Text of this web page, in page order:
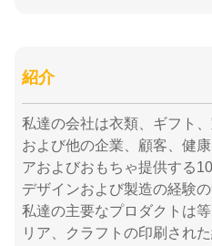
紹介
私達の会社は衣類、ギフト
および他の企業、顧客、健
アおよびおもちゃ提供する
デザインおよび製造の経験
私達の主要なプロダクトは
リア、クラフトの印刷され